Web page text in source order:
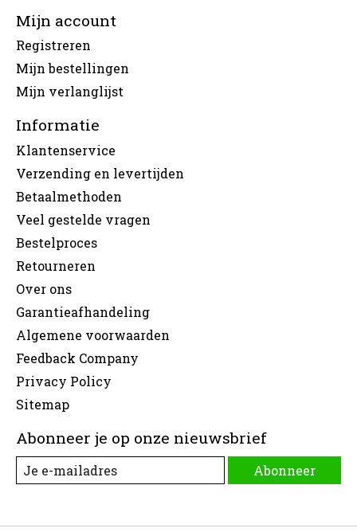
Mijn account
Registreren
Mijn bestellingen
Mijn verlanglijst
Informatie
Klantenservice
Verzending en levertijden
Betaalmethoden
Veel gestelde vragen
Bestelproces
Retourneren
Over ons
Garantieafhandeling
Algemene voorwaarden
Feedback Company
Privacy Policy
Sitemap
Abonneer je op onze nieuwsbrief
Abonneer